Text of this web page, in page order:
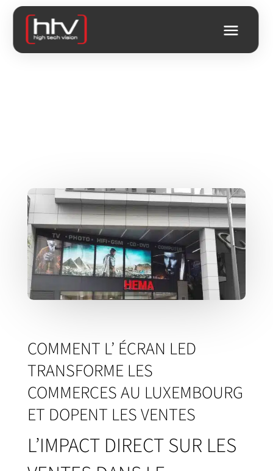
LES ÉCRANS LED POUR
COMMENT L’ ÉCRAN LED
TRANSFORME LES
COMMERCES AU LUXEMBOURG
ET DOPENT LES VENTES
L’IMPACT DIRECT SUR LES